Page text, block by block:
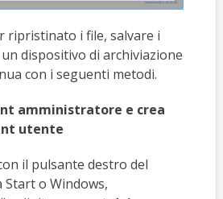
ripristinato i file, salvare i
dispositivo di archiviazione
con i seguenti metodi.
amministratore e crea
utente
il pulsante destro del
Start o Windows,